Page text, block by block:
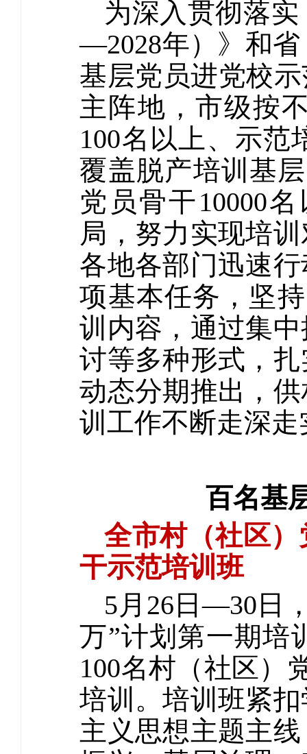
为深入贯彻落
—2028年）》和
基层党员进党校
主阵地，市级按
100名以上、示范
覆盖脱产培训基
党员骨干10000
局，努力实现培
各地各部门迅速
项基本任务，坚
训内容，通过集
讨等多种形式，
动态分期推出，
训工作不断走深
百名基
全市村（社区
干示范培训班
5月26日—30日
万”计划第一期培
100名村（社区）
培训。培训班紧
主义思想主题主